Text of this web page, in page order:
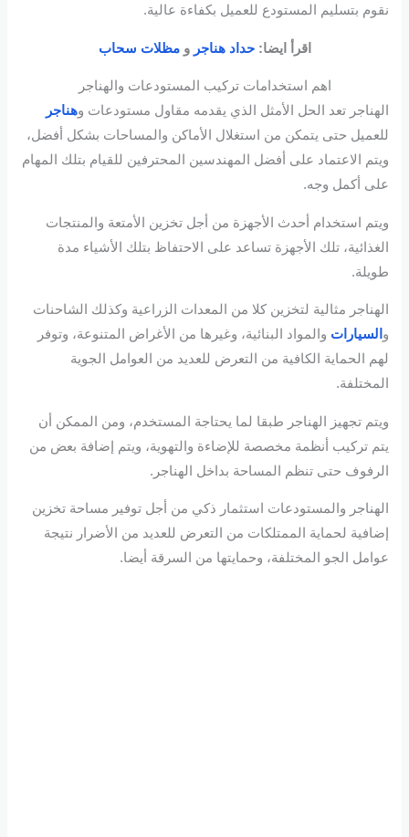
نقوم بتسليم المستودع للعميل بكفاءة عالية.
اقرأ ايضا:حداد هناجر ومظلات سحاب
اهم استخدامات تركيب المستودعات والهناجر
الهناجر تعد الحل الأمثل الذي يقدمه مقاول مستودعات وهناجر
للعميل حتى يتمكن من استغلال الأماكن والمساحات بشكل أفضل،
ويتم الاعتماد على أفضل المهندسين المحترفين للقيام بتلك المهام
على أكمل وجه.
ويتم استخدام أحدث الأجهزة من أجل تخزين الأمتعة والمنتجات
الغذائية، تلك الأجهزة تساعد على الاحتفاظ بتلك الأشياء مدة
طويلة.
الهناجر مثالية لتخزين كلا من المعدات الزراعية وكذلك الشاحنات
و السيارات والمواد البنائية، وغيرها من الأغراض المتنوعة، وتوفر
لهم الحماية الكافية من التعرض للعديد من العوامل الجوية
المختلفة.
ويتم تجهيز الهناجر طبقا لما يحتاجة المستخدم، ومن الممكن أن
يتم تركيب أنظمة مخصصة للإضاءة والتهوية، ويتم إضافة بعض من
الرفوف حتى تنظم المساحة بداخل الهناجر.
الهناجر والمستودعات استثمار ذكي من أجل توفير مساحة تخزين
إضافية لحماية الممتلكات من التعرض للعديد من الأضرار نتيجة
عوامل الجو المختلفة، وحمايتها من السرقة أيضا.